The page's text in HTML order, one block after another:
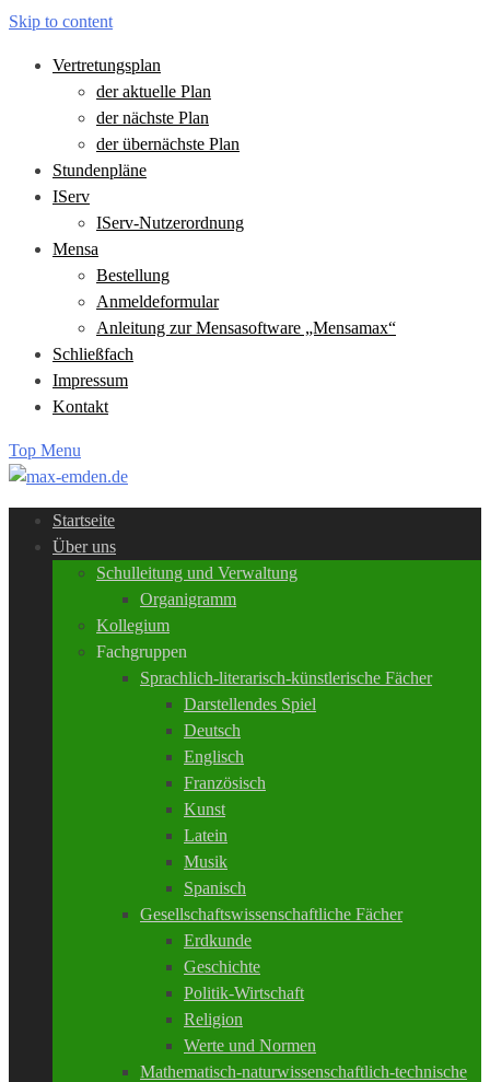
Skip to content
Vertretungsplan
der aktuelle Plan
der nächste Plan
der übernächste Plan
Stundenpläne
IServ
IServ-Nutzerordnung
Mensa
Bestellung
Anmeldeformular
Anleitung zur Mensasoftware „Mensamax“
Schließfach
Impressum
Kontakt
Top Menu
Startseite
Über uns
Schulleitung und Verwaltung
Organigramm
Kollegium
Fachgruppen
Sprachlich-literarisch-künstlerische Fächer
Darstellendes Spiel
Deutsch
Englisch
Französisch
Kunst
Latein
Musik
Spanisch
Gesellschaftswissenschaftliche Fächer
Erdkunde
Geschichte
Politik-Wirtschaft
Religion
Werte und Normen
Mathematisch-naturwissenschaftlich-technische